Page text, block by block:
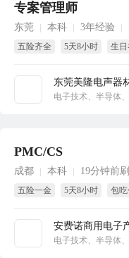
专案管理师
东莞 本科 3年经验
五险齐全 5天8小时 生日
东莞美隆电声器
立即沟通
PMC/CS
成都 本科 19分钟前
五险一金 5天8小时 包吃
安费诺商用电子
立即沟通